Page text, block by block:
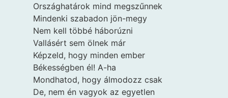
Országhatárok mind megszűnnek
Mindenki szabadon jön-megy
Nem kell többé háborúzni
Vallásért sem ölnek már
Képzeld, hogy minden ember
Békességben él! A-ha
Mondhatod, hogy álmodozz csak
De, nem én vagyok az egyetlen